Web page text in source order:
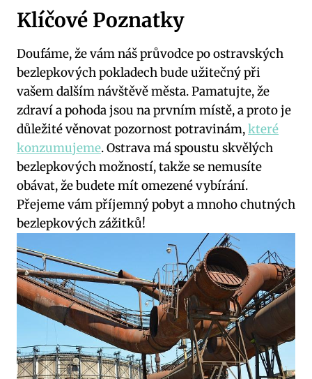
Klíčové Poznatky
Doufáme, že vám náš‍ průvodce po ostravských
⁤bezlepkových pokladech ‌bude užitečný při
‌vašem⁢ dalším návštěvě⁣ města.‌ Pamatujte, že⁤
zdraví a pohoda ‌jsou na prvním místě, ‌a proto je‌
důležité ‌věnovat pozornost ⁤potravinám,které
konzumujeme. Ostrava⁢ má spoustu skvělých
bezlepkových ⁤možností, takže ‍se nemusíte
obávat, že ​budete ⁤mít omezené vybírání.
Přejeme vám ‍příjemný pobyt ‌a mnoho chutných
bezlepkových zážitků!